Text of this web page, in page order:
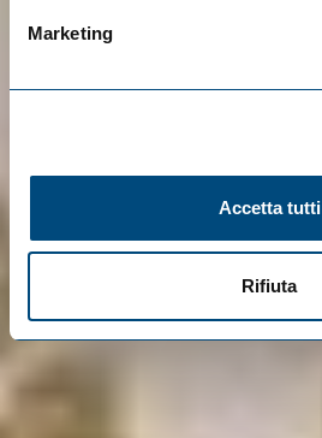
Marketing
Accetta tutti
Rifiuta